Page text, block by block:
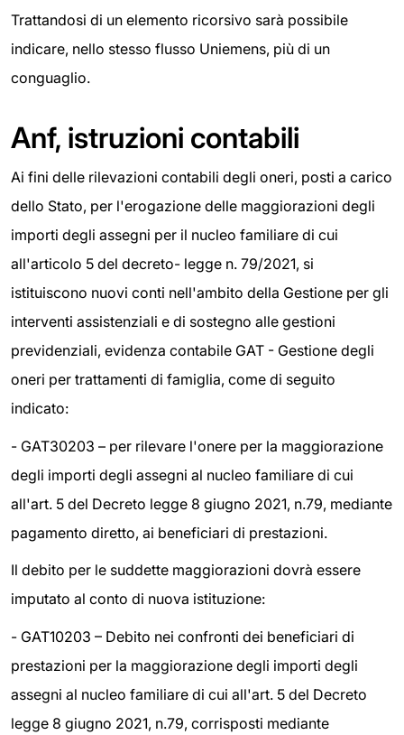
Trattandosi di un elemento ricorsivo sarà possibile
indicare, nello stesso flusso Uniemens, più di un
conguaglio.
Anf, istruzioni contabili
Ai fini delle rilevazioni contabili degli oneri, posti a carico
dello Stato, per l'erogazione delle maggiorazioni degli
importi degli assegni per il nucleo familiare di cui
all'articolo 5 del decreto- legge n. 79/2021, si
istituiscono nuovi conti nell'ambito della Gestione per gli
interventi assistenziali e di sostegno alle gestioni
previdenziali, evidenza contabile GAT - Gestione degli
oneri per trattamenti di famiglia, come di seguito
indicato:
- GAT30203 – per rilevare l'onere per la maggiorazione
degli importi degli assegni al nucleo familiare di cui
all'art. 5 del Decreto legge 8 giugno 2021, n.79, mediante
pagamento diretto, ai beneficiari di prestazioni.
Il debito per le suddette maggiorazioni dovrà essere
imputato al conto di nuova istituzione:
- GAT10203 – Debito nei confronti dei beneficiari di
prestazioni per la maggiorazione degli importi degli
assegni al nucleo familiare di cui all'art. 5 del Decreto
legge 8 giugno 2021, n.79, corrisposti mediante